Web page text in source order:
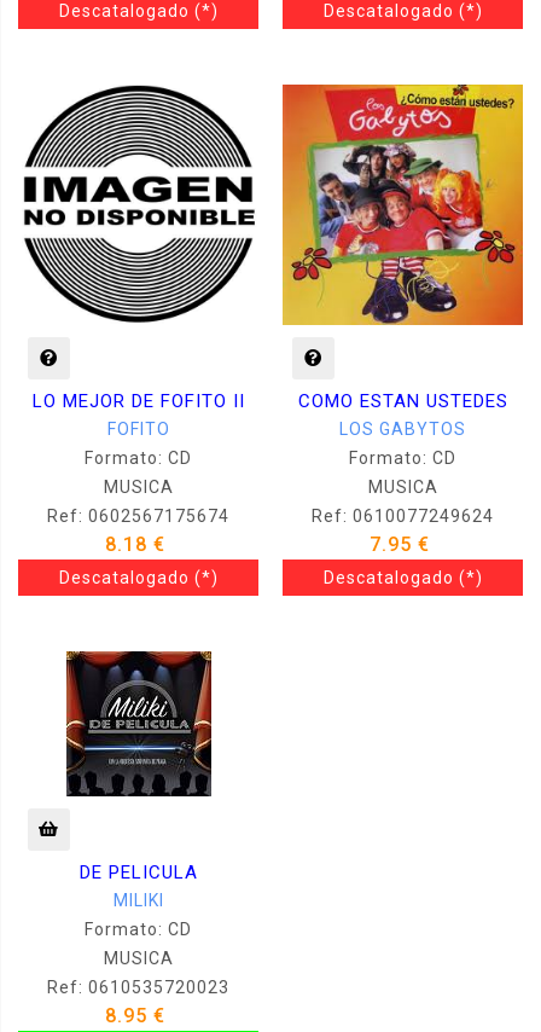
Descatalogado (*) Descatalogado (*)
LO MEJOR DE FOFITO II
FOFITO
Formato: CD
MUSICA
Ref: 0602567175674
8.18 €
Descatalogado (*)
COMO ESTAN USTEDES
LOS GABYTOS
Formato: CD
MUSICA
Ref: 0610077249624
7.95 €
Descatalogado (*)
DE PELICULA
MILIKI
Formato: CD
MUSICA
Ref: 0610535720023
8.95 €